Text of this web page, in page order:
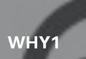
WHY1